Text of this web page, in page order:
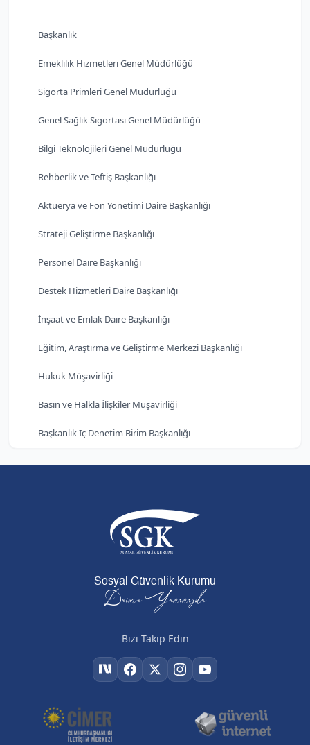
Başkanlık
Emeklilik Hizmetleri Genel Müdürlüğü
Sigorta Primleri Genel Müdürlüğü
Genel Sağlık Sigortası Genel Müdürlüğü
Bilgi Teknolojileri Genel Müdürlüğü
Rehberlik ve Teftiş Başkanlığı
Aktüerya ve Fon Yönetimi Daire Başkanlığı
Strateji Geliştirme Başkanlığı
Personel Daire Başkanlığı
Destek Hizmetleri Daire Başkanlığı
İnşaat ve Emlak Daire Başkanlığı
Eğitim, Araştırma ve Geliştirme Merkezi Başkanlığı
Hukuk Müşavirliği
Basın ve Halkla İlişkiler Müşavirliği
Başkanlık İç Denetim Birim Başkanlığı
Sosyal Güvenlik Kurumu
Daima Yanınızda
Bizi Takip Edin